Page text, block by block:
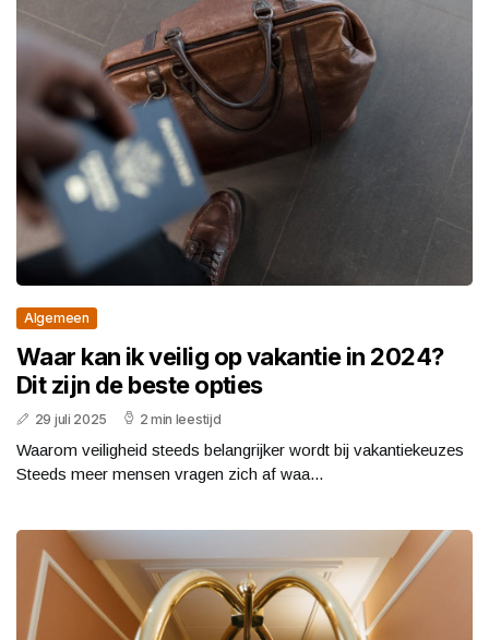
Algemeen
Waar kan ik veilig op vakantie in 2024?
Dit zijn de beste opties
29 juli 2025 2 min leestijd
Waarom veiligheid steeds belangrijker wordt bij vakantiekeuzes
Steeds meer mensen vragen zich af waa...